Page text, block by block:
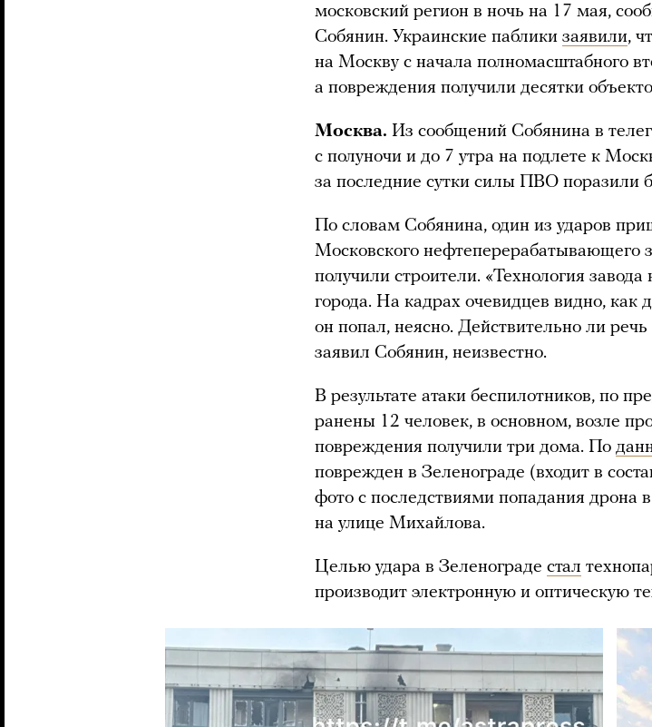
московский регион в ночь на 17 мая,
Собянин. Украинские паблики заявили,
на Москву с начала полномасштабного
а повреждения получили десятки
Москва. Из сообщений Собянина в
с полуночи и до 7 утра на подлете к
за последние сутки силы ПВО поразили
По словам Собянина, один из ударов
Московского нефтеперерабатывающего
получили строители. «Технология
города. На кадрах очевидцев видно, как
он попал, неясно. Действительно ли
заявил Собянин, неизвестно.
В результате атаки беспилотников, по
ранены 12 человек, в основном, возле
повреждения получили три дома. По
поврежден в Зеленограде (входит в
фото с последствиями попадания
на улице Михайлова.
Целью удара в Зеленограде стал
производит электронную и оптическую